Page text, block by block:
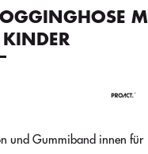
KINDER
und Gummiband innen für